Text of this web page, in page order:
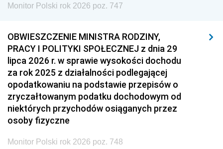
Monitor Polski rok 2026 poz. 747
OBWIESZCZENIE MINISTRA RODZINY,
PRACY I POLITYKI SPOŁECZNEJ z dnia 29
lipca 2026 r. w sprawie wysokości dochodu
za rok 2025 z działalności podlegającej
opodatkowaniu na podstawie przepisów o
zryczałtowanym podatku dochodowym od
niektórych przychodów osiąganych przez
osoby fizyczne
Monitor Polski rok 2026 poz. 748